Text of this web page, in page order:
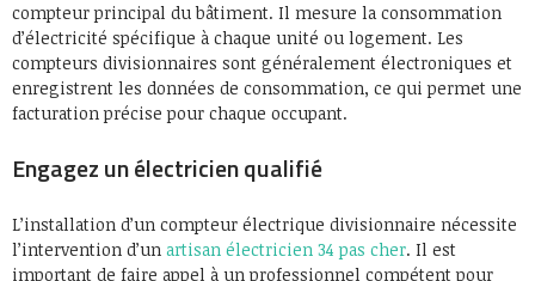
compteur principal du bâtiment. Il mesure la consommation
d’électricité spécifique à chaque unité ou logement. Les
compteurs divisionnaires sont généralement électroniques et
enregistrent les données de consommation, ce qui permet une
facturation précise pour chaque occupant.
Engagez un électricien qualifié
L’installation d’un compteur électrique divisionnaire nécessite
l’intervention d’un artisan électricien 34 pas cher. Il est
important de faire appel à un professionnel compétent pour